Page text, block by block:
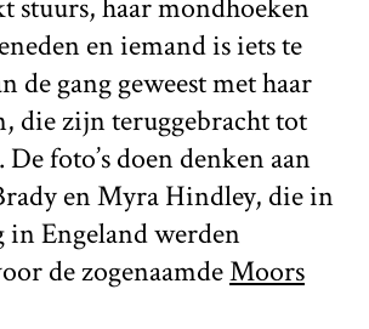
en iemand is iets te
de gang geweest met haar
die zijn teruggebracht tot
foto’s doen denken aan
en Myra Hindley, die in
in Engeland werden
de zogenaamdeMoors